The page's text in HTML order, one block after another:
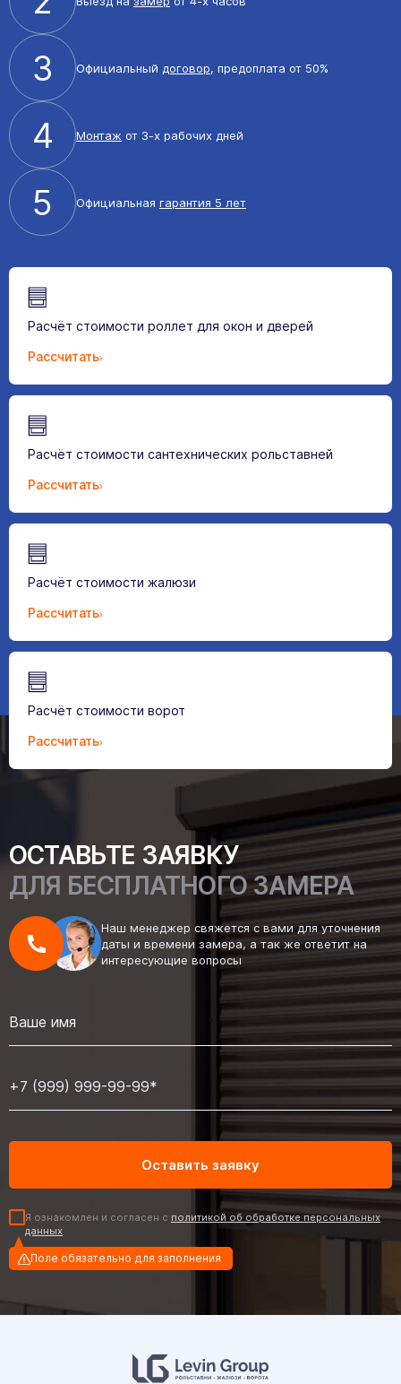
3 Официальный договор, предоплата от 50%
4 Монтаж от 3-х рабочих дней
5 Официальная гарантия 5 лет
Расчёт стоимости роллет для окон и дверей
Рассчитать
Расчёт стоимости сантехнических рольставней
Рассчитать
Расчёт стоимости жалюзи
Рассчитать
Расчёт стоимости ворот
Рассчитать
ОСТАВЬТЕ ЗАЯВКУ
ДЛЯ БЕСПЛАТНОГО ЗАМЕРА
Наш менеджер свяжется с вами для уточнения
даты и времени замера, а так же ответит на
интересующие вопросы
Я ознакомлен и согласен с политикой об обработке персональных
данных
Поле обязательно для заполнения